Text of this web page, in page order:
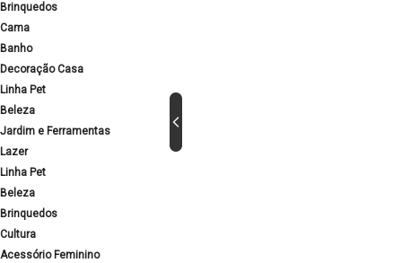
Brinquedos
Cama
Banho
Decoração Casa
Linha Pet
Beleza
Jardim e Ferramentas
Lazer
Linha Pet
Beleza
Brinquedos
Cultura
Acessório Feminino